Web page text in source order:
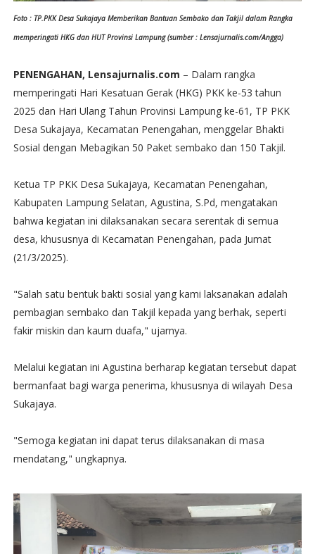
Foto : TP.PKK Desa Sukajaya Memberikan Bantuan Sembako dan Takjil dalam Rangka
memperingati HKG dan HUT Provinsi Lampung (sumber : Lensajurnalis.com/Angga)
PENENGAHAN, Lensajurnalis.com – Dalam rangka
memperingati Hari Kesatuan Gerak (HKG) PKK ke-53 tahun
2025 dan Hari Ulang Tahun Provinsi Lampung ke-61, TP PKK
Desa Sukajaya, Kecamatan Penengahan, menggelar Bhakti
Sosial dengan Mebagikan 50 Paket sembako dan 150 Takjil.
Ketua TP PKK Desa Sukajaya, Kecamatan Penengahan,
Kabupaten Lampung Selatan, Agustina, S.Pd, mengatakan
bahwa kegiatan ini dilaksanakan secara serentak di semua
desa, khususnya di Kecamatan Penengahan, pada Jumat
(21/3/2025).
"Salah satu bentuk bakti sosial yang kami laksanakan adalah
pembagian sembako dan Takjil kepada yang berhak, seperti
fakir miskin dan kaum duafa," ujarnya.
Melalui kegiatan ini Agustina berharap kegiatan tersebut dapat
bermanfaat bagi warga penerima, khususnya di wilayah Desa
Sukajaya.
"Semoga kegiatan ini dapat terus dilaksanakan di masa
mendatang," ungkapnya.